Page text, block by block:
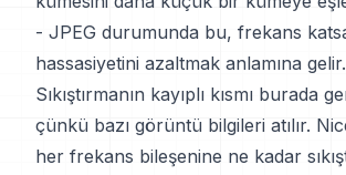
- JPEG durumunda bu, frekans
hassasiyetini azaltmak anlamına gelir.
Sıkıştırmanın kayıplı kısmı burada
çünkü bazı görüntü bilgileri atılır.
her frekans bileşenine ne kadar